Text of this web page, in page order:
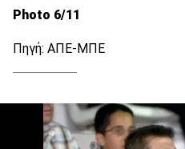
Photo 6/11
Πηγή: ΑΠΕ-ΜΠΕ